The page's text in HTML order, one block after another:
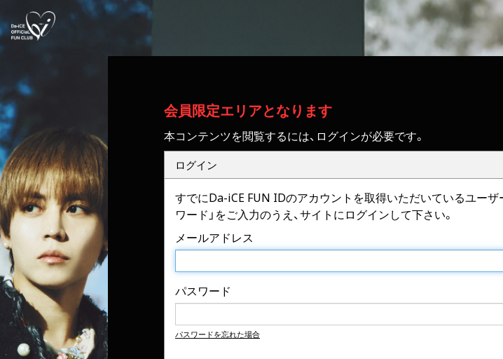
会員限定エリアとなります
本コンテンツを閲覧するには、ログインが必要です。
ログイン
すでにDa-iCE FUN IDのアカウントを取得いただいているユーザ
ワード」をご入力のうえ、サイトにログインして下さい。
メールアドレス
パスワード
パスワードを忘れた場合